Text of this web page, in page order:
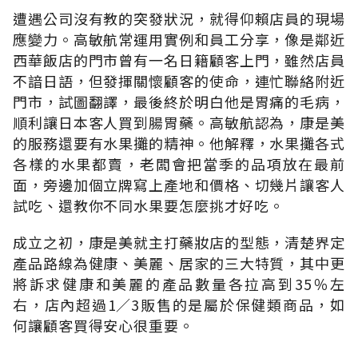
遭遇公司沒有教的突發狀況，就得仰賴店員的現場
應變力。高敏航常運用實例和員工分享，像是鄰近
西華飯店的門市曾有一名日籍顧客上門，雖然店員
不諳日語，但發揮關懷顧客的使命，連忙聯絡附近
門市，試圖翻譯，最後終於明白他是胃痛的毛病，
順利讓日本客人買到腸胃藥。高敏航認為，康是美
的服務還要有水果攤的精神。他解釋，水果攤各式
各樣的水果都賣，老闆會把當季的品項放在最前
面，旁邊加個立牌寫上產地和價格、切幾片讓客人
試吃、還教你不同水果要怎麼挑才好吃。
成立之初，康是美就主打藥妝店的型態，清楚界定
產品路線為健康、美麗、居家的三大特質，其中更
將訴求健康和美麗的產品數量各拉高到35％左
右，店內超過1∕3販售的是屬於保健類商品，如
何讓顧客買得安心很重要。